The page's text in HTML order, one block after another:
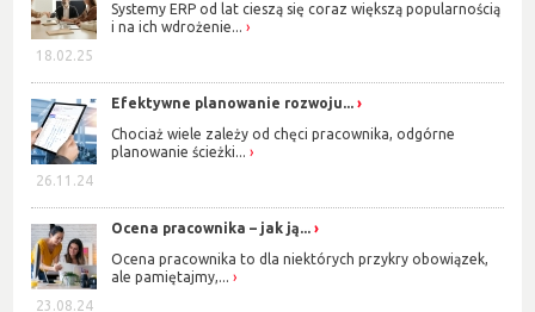
18.02.25
Systemy ERP od lat cieszą się coraz większą popularnością
i na ich wdrożenie...
26.11.24
Efektywne planowanie rozwoju...
Chociaż wiele zależy od chęci pracownika, odgórne
planowanie ścieżki...
23.08.24
Ocena pracownika – jak ją...
Ocena pracownika to dla niektórych przykry obowiązek,
ale pamiętajmy,...